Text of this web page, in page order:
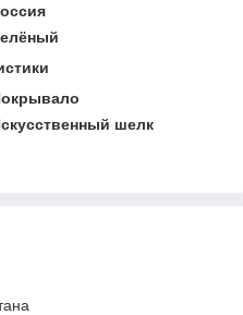
шелк